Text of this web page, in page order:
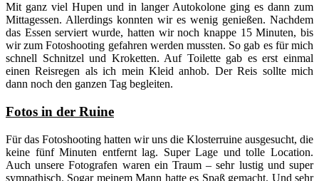
Mit ganz viel Hupen und in langer Autokolone ging es dann zum
Mittagessen. Allerdings konnten wir es wenig genießen. Nachdem
das Essen serviert wurde, hatten wir noch knappe 15 Minuten, bis
wir zum Fotoshooting gefahren werden mussten. So gab es für mich
schnell Schnitzel und Kroketten. Auf Toilette gab es erst einmal
einen Reisregen als ich mein Kleid anhob. Der Reis sollte mich
dann noch den ganzen Tag begleiten.
Fotos in der Ruine
Für das Fotoshooting hatten wir uns die Klosterruine ausgesucht, die
keine fünf Minuten entfernt lag. Super Lage und tolle Location.
Auch unsere Fotografen waren ein Traum – sehr lustig und super
sympathisch. Sogar meinem Mann hatte es Spaß gemacht. Und sehr